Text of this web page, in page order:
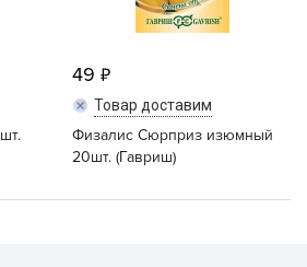
49
Товар доставим
Физалис Сюрприз изюмный
20шт. (Гавриш)